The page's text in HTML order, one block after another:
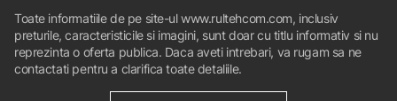
Toate informatiile de pe site-ul www.rultehcom.com, inclusiv
preturile, caracteristicile si imagini, sunt doar cu titlu informativ si nu
reprezinta o oferta publica. Daca aveti intrebari, va rugam sa ne
contactati pentru a clarifica toate detaliile.